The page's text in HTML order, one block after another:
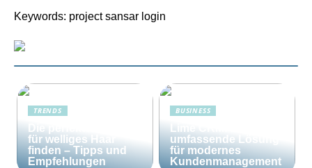
Keywords: project sansar login
TRENDS
Die perfekte Bürste
für welliges Haar
finden – Tipps und
Empfehlungen
BUSINESS
Lime CRM: Die
umfassende Lösung
für modernes
Kundenmanagement